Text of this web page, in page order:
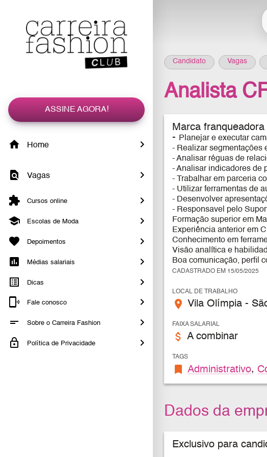
ASSINE AGORA!
Home
Vagas
Cursos online
Escolas de Moda
Depoimentos
Médias salariais
Dicas
Fale conosco
Sobre o Carreira Fashion
Política de Privacidade
Candidato Vagas
Analista
Marca
- Planejar e executar
- Realizar segmentações
- Analisar réguas de
- Analisar indicadores de
- Trabalhar em parceria
- Utilizar ferramentas de
- Desenvolver
- Responsavel pelo
Formação superior em
Experiência anterior em
Conhecimento em
Visão analítica e
Boa comunicação, perfil
CADASTRADO EM 15/05/2025
LOCAL DE TRABALHO
place Vila Olímpia -
FAIXA SALARIAL
attach_money A combinar
TAGS
bookmark Administrativo,
Dados da
Exclusivo para